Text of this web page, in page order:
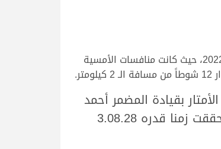
اختتمت مساء اليوم الثلاثاء 26 يوليو 2022 منافسات سن المفاريد, ضمن مهرجان ولي عهد المملكة العربية السعودية للهجن 2022، حيث كانت منافسات الأمسية
بقيادة المضمر أحمد
سلطان بالرشيد السويدي الذي دفع بـ “الشاهينية” والتي نجحت في الحصول على المركز الأول، حيث حققت زمنا قدره 3.08.28